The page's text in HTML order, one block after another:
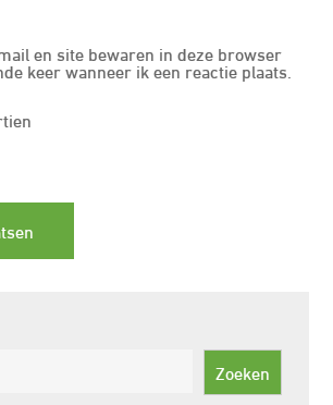
en site bewaren in deze browser
keer wanneer ik een reactie plaats.
Zoeken